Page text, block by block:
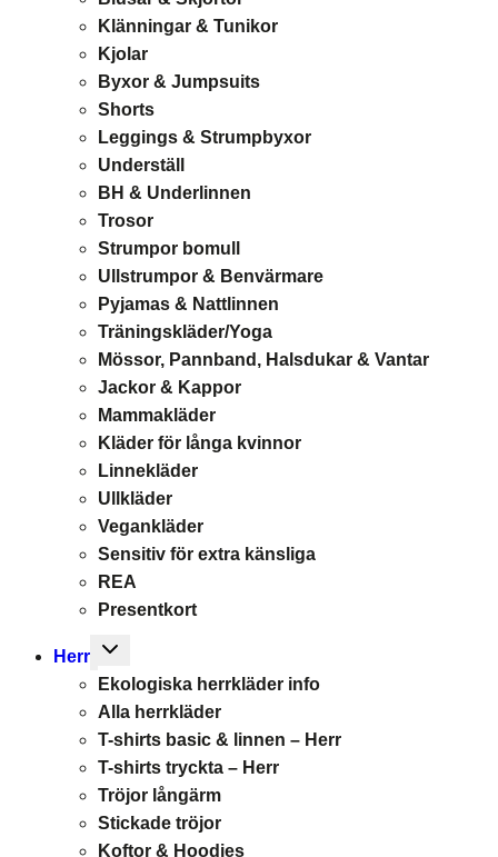
Klänningar & Tunikor
Kjolar
Byxor & Jumpsuits
Shorts
Leggings & Strumpbyxor
Underställ
BH & Underlinnen
Trosor
Strumpor bomull
Ullstrumpor & Benvärmare
Pyjamas & Nattlinnen
Träningskläder/Yoga
Mössor, Pannband, Halsdukar & Vantar
Jackor & Kappor
Mammakläder
Kläder för långa kvinnor
Linnekläder
Ullkläder
Vegankläder
Sensitiv för extra känsliga
REA
Presentkort
Herr
Toggle
menu
Ekologiska herrkläder info
Alla herrkläder
T-shirts basic & linnen – Herr
T-shirts tryckta – Herr
Tröjor långärm
Stickade tröjor
Koftor & Hoodies